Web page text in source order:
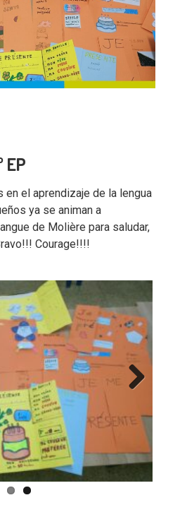
EP
en el aprendizaje de la lengua
ya se animan a
de Molière para saludar,
Courage!!!!